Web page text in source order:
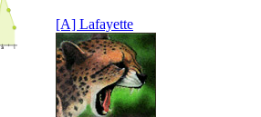
[A] Lafayette